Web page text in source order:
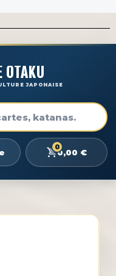
OTAKU
JAPONAISE
0
0,00 €